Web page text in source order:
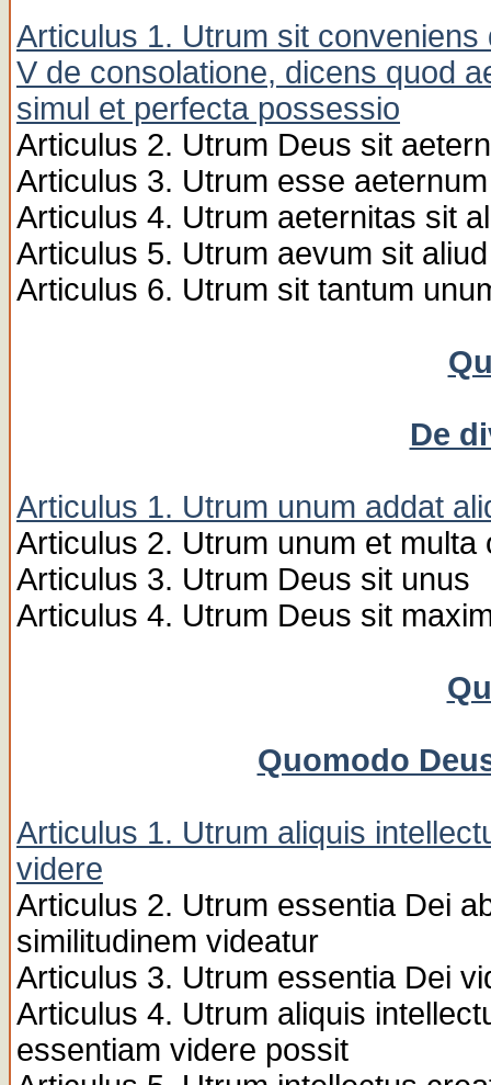
Articulus 1. Utrum sit
V de consolatione, dicens quod
simul et perfecta possessio
Articulus 2. Utrum Deus sit
Articulus 3. Utrum esse
Articulus 4. Utrum aeternitas sit
Articulus 5. Utrum aevum sit
Articulus 6. Utrum sit tantum
De
Articulus 1. Utrum unum addat
Articulus 2. Utrum unum et multa
Articulus 3. Utrum Deus sit unus
Articulus 4. Utrum Deus sit
Quomodo
Articulus 1. Utrum aliquis
videre
Articulus 2. Utrum essentia Dei
similitudinem videatur
Articulus 3. Utrum essentia Dei
Articulus 4. Utrum aliquis
essentiam videre possit